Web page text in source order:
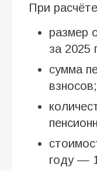
При
размер
за 2025
сумма
взносов;
году —